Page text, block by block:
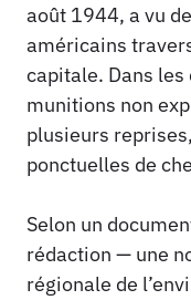
août 1944, a vu
américains
capitale. Dans
munitions non
plusieurs
ponctuelles de
Selon un
rédaction — une
régionale de